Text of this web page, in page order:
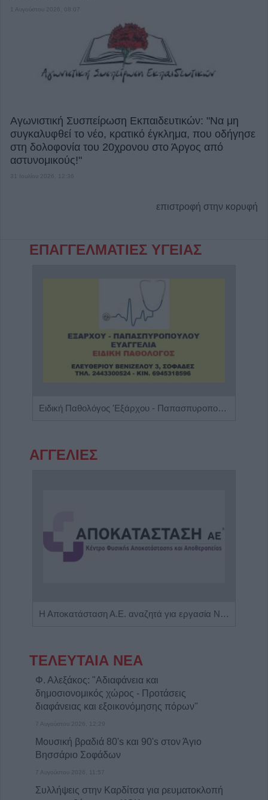
1 Αυγούστου 2026, 08:07
Αγωνιστική Συσπείρωση Εκπαιδευτικών: "Να μη
συγκαλυφθεί το νέο, κρατικό έγκλημα, που οδήγησε
στη δολοφονία του 20χρονου στο Άργος από
αστυνομικούς!"
επιστροφή στην κορυφή
ΕΠΑΓΓΕΛΜΑΤΙΕΣ ΥΓΕΙΑΣ
Ειδική Παθολόγος 'Εξάρχου - Παπασπυροπούλου Ευαγγελία'
ΑΓΓΕΛΙΕΣ
Η Αποκατάσταση Α.Ε. αναζητά για εργασία Νοσηλευτές και Βοηθούς Νοσηλευτές
ΤΕΛΕΥΤΑΙΑ ΝΕΑ
Φ. Αλεξάκος: "Αδιαφάνεια και
δημοσιονομικός χώρος - Προτάσεις
διαφάνειας και εξοικονόμησης πόρων"
7 Αυγούστου 2026, 12:29
Μουσική βραδιά 80's και 90's στον Άγιο
Βησσάριο Σοφάδων
7 Αυγούστου 2026, 11:57
Συλλήψεις στην Καρδίτσα για ρευματοκλοπή